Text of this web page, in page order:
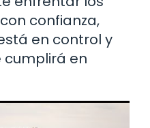
confianza,
en control y
cumplirá en